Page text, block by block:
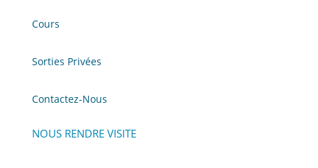
Cours
Sorties Privées
Contactez-Nous
NOUS RENDRE VISITE